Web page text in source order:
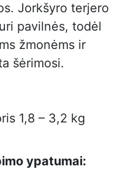
Jorkšyro terjero
pavilnės, todėl
žmonėms ir
šėrimosi.
1,8 – 3,2 kg
ypatumai: